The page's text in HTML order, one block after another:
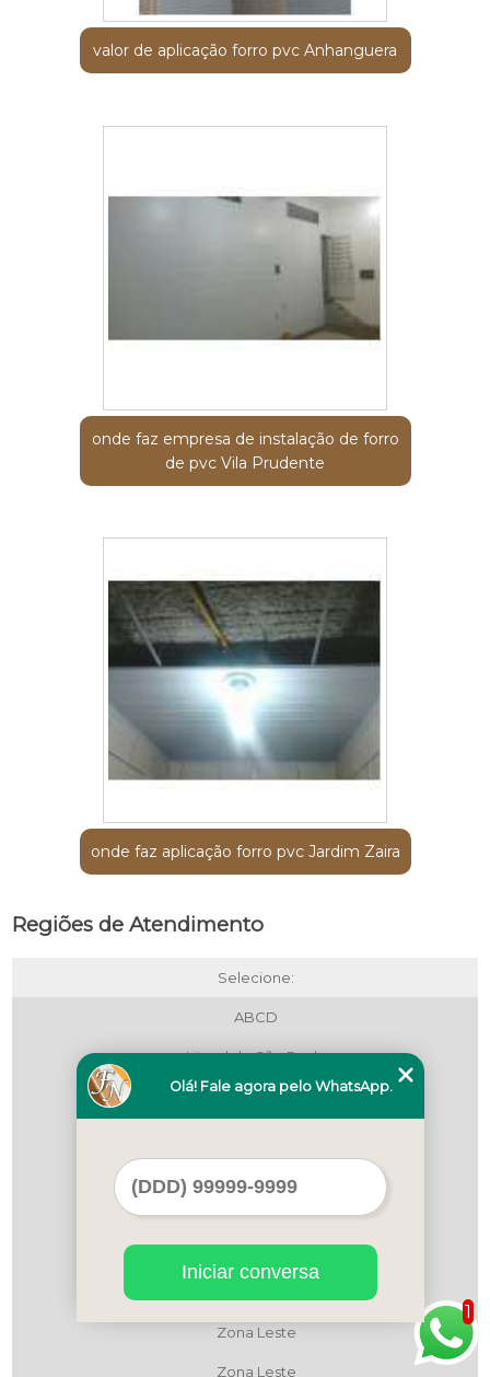
valor de aplicação forro pvc Anhanguera
onde faz empresa de instalação de forro
de pvc Vila Prudente
onde faz aplicação forro pvc Jardim Zaira
Regiões de Atendimento
Selecione:
ABCD
Litoral de São Paulo
Maua
Região Central
Zona Leste
Zona Leste
1
Olá! Fale agora pelo WhatsApp.
Iniciar conversa